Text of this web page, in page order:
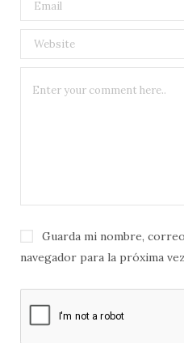
Guarda mi nombre,
navegador para la próxima